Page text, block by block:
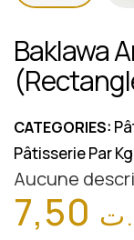
Baklawa
CATEGORIES:
Pâtisserie Par Kg
Aucune